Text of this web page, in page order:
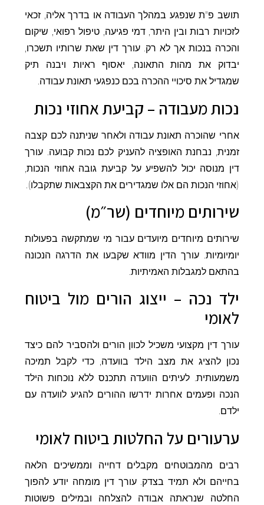
תושב פ"ת שנפגע במהלך העבודה או בדרך אליה, זכאי
לזכויות רבות ובין היתר, דמי פגיעה, טיפול רפואי, שיקום
והכרה בנכות אך לא רק. עורך דין שאת שרותיו תשכרו,
יבדוק את מהות התאונה, יאסוף ראיות ויבנה תיק
שמגדיל את סיכויי ההכרה בכם כנפגעי תאונת עבודה.
נכות מעבודה – קביעת אחוזי נכות
אחרי שהוכרה תאונת עבודה ולאחר שניתנה לכם קצבה
זמנית, נבחנת האופציה להעניק לכם נכות קבועה. עורך
דין מנוסה יכול להשפיע על קביעת גובה אחוזי הנכות,
(אחוזי הנכות הם אלו שמגדירים את הקצבאות שתקבלו).
שירותים מיוחדים (שר״מ)
שירותים מיוחדים מיועדים עבור מי שמתקשה בפעולות
יומיומיות. עורך הדין מוודא שקבעו את הדרגה הנכונה
בהתאם למגבלות האמיתיות.
ילד נכה – ייצוג הורים מול ביטוח
לאומי
עורך דין מקצועי משכיל לכוון הורים ולהסביר להם כיצד
נכון להציג את מצב הילד בוועדה, כדי לקבל תמיכה
משמעותית. לעיתים הוועדה תתכנס ללא נוכחות הילד
הנכה ופעמים אחרות ידרשו ההורים להגיע לוועדה עם
ילדם.
ערעורים על החלטות ביטוח לאומי
רבים מהמבוטחים מקבלים דחייה וממשיכים הלאה
בחייהם ולא תמיד בצדק. עורך דין מומחה יודע להפוך
החלטה שנראתה אבודה להצלחה ובמילים פשוטות